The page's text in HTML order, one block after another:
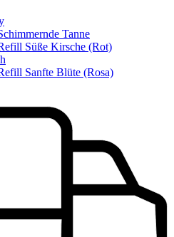
Tanne
Süße Kirsche (Rot)
Sanfte Blüte (Rosa)